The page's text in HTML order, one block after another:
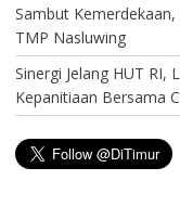
Sambut
TMP Nasluwing
Sinergi Jelang HUT RI,
Kepanitiaan Bersama